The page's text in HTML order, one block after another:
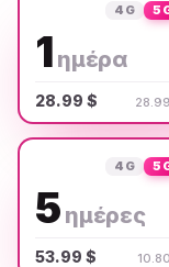
4G
1 ημέρα
28.99 $
4G
5 ημέρες
53.99 $